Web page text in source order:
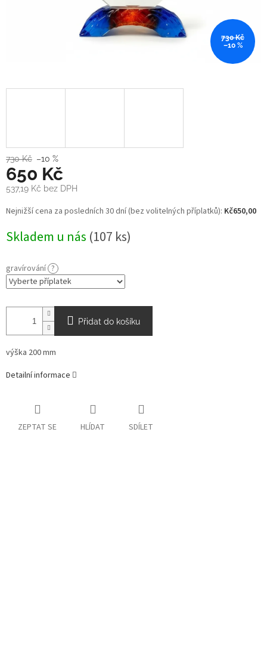
730 Kč
–10 %
730 Kč –10 %
650 Kč
537,19 Kč bez DPH
Měrná
cena:
Nejnižší cena za posledních 30 dní (bez volitelných příplatků): Kč650,00
Skladem u nás (107 ks)
gravírování ?
Přidat do košíku
výška 200 mm
Detailní informace
ZEPTAT SE HLÍDAT SDÍLET